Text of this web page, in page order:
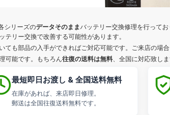
シリーズのデータそのままバッテリー交換修理を行って
テリー交換で改善する可能性があります。
も部品の入手ができればご対応可能です。ご来店の場
可能です。もちろん往復の送料は無料、全国に対応致し
最短即日お渡し & 全国送料無料
在庫があれば、来店即日修理。
郵送は全国往復送料無料です。